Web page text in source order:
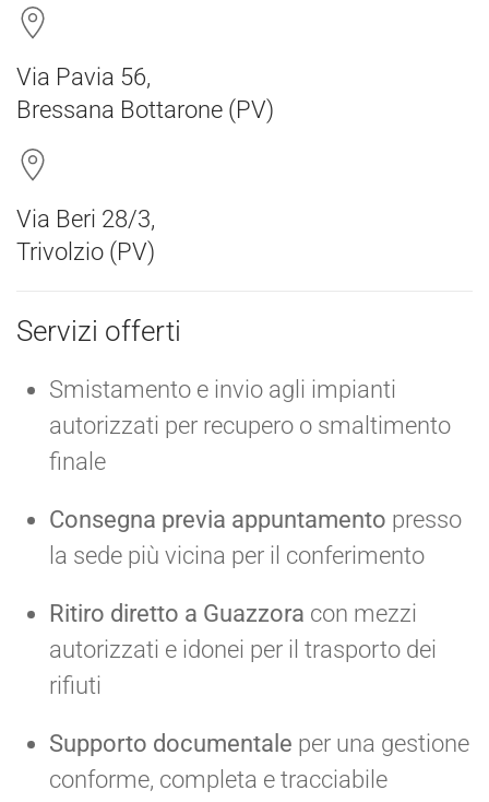
Via Pavia 56,
Bressana Bottarone (PV)
Via Beri 28/3,
Trivolzio (PV)
Servizi offerti
Smistamento e invio agli impianti
autorizzati per recupero o smaltimento
finale
Consegna previa appuntamento presso
la sede più vicina per il conferimento
Ritiro diretto a Guazzora con mezzi
autorizzati e idonei per il trasporto dei
rifiuti
Supporto documentale per una gestione
conforme, completa e tracciabile